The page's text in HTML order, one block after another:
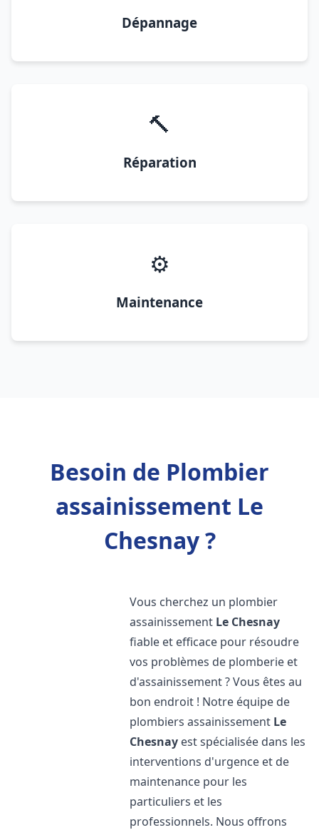
Dépannage
🔨
Réparation
⚙️
Maintenance
Besoin de Plombier
assainissement Le
Chesnay ?
Vous cherchez un plombier
assainissement Le Chesnay
fiable et efficace pour résoudre
vos problèmes de plomberie et
d'assainissement ? Vous êtes au
bon endroit ! Notre équipe de
plombiers assainissement Le
Chesnay est spécialisée dans les
interventions d'urgence et de
maintenance pour les
particuliers et les
professionnels. Nous offrons